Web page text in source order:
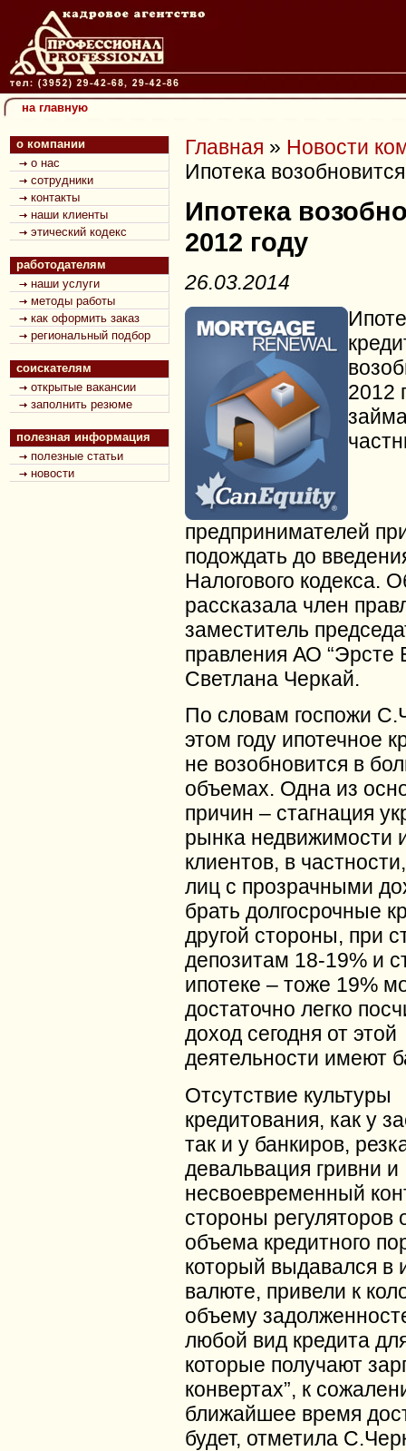
на главную
о компании
о нас
сотрудники
контакты
наши клиенты
этический кодекс
работодателям
наши услуги
методы работы
как оформить заказ
региональный подбор
соискателям
открытые вакансии
заполнить резюме
полезная информация
полезные статьи
новости
Главная » Новости
Ипотека
Ипотека
2012 году
26.03.2014
2012
предпринимателей
подождать до
Налогового кодекса.
рассказала член
заместитель
правления АО “Эрсте
Светлана Черкай.
По словам госпожи
этом году ипотечное
не возобновится в
объемах. Одна из
причин – стагнация
рынка недвижимости
клиентов, в
лиц с прозрачными
брать долгосрочные
другой стороны, при
депозитам 18-19% и
ипотеке – тоже 19%
достаточно легко
доход сегодня от этой
деятельности имеют
Отсутствие культуры
кредитования, как у
так и у банкиров,
девальвация гривни и
несвоевременный
стороны регуляторов
объема кредитного
который выдавался в
валюте, привели к
объему
любой вид кредита
которые получают
конвертах”, к
ближайшее время
будет, отметила